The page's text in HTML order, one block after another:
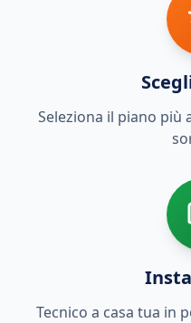
Seleziona il piano più
Tecnico a casa tua in